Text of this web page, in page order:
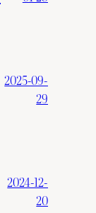
2025-09-
29
2024-12-
20